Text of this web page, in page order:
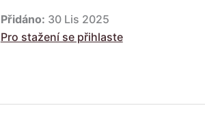
Přidáno: 30 Lis 2025
Pro stažení se přihlaste